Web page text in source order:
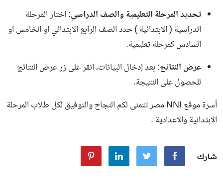
تحديد المرحلة التعليمية والصف الدراسي: اختار المرحلة
الدراسية ( الابتدائية ) حددالصف الرابع الابتدائي اوالخامس او
السادسكمرحلة تعليمية.
عرض النتائج: بعد إدخال البيانات، انقر على زر عرض النتائج
للحصول على النتيجة.
أسرة موقع NNI مصر تتمنى لكم النجاح والتوفيق لكل طلاب المرحلة
الابتدائية والاعدادية .
شارك